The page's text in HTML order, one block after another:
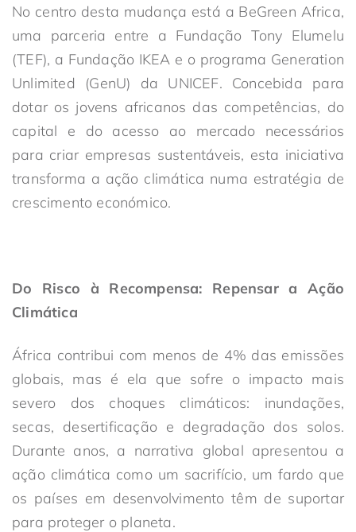
No centro desta mudança está a BeGreen Africa,
uma parceria entre a Fundação Tony Elumelu
(TEF), a Fundação IKEA e o programa Generation
Unlimited (GenU) da UNICEF. Concebida para
dotar os jovens africanos das competências, do
capital e do acesso ao mercado necessários
para criar empresas sustentáveis, esta iniciativa
transforma a ação climática numa estratégia de
crescimento económico.
Do Risco à Recompensa: Repensar a Ação
Climática
África contribui com menos de 4% das emissões
globais, mas é ela que sofre o impacto mais
severo dos choques climáticos: inundações,
secas, desertificação e degradação dos solos.
Durante anos, a narrativa global apresentou a
ação climática como um sacrifício, um fardo que
os países em desenvolvimento têm de suportar
para proteger o planeta.